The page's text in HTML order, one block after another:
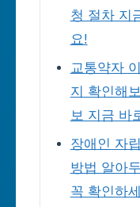
청 절차 지
요!
교통약자
지 확인해
보 지금 바
장애인 자
방법 알아
꼭 확인하